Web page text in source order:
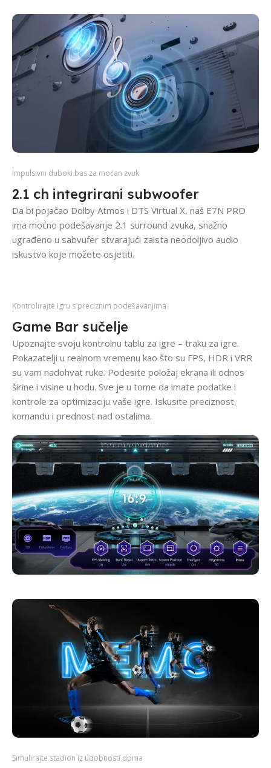
Impulsivni duboki bas za moćan zvuk
2.1 ch integrirani subwoofer
Da bi pojačao Dolby Atmos i DTS Virtual X, naš E7N PRO
ima moćno podešavanje 2.1 surround zvuka, snažno
ugrađeno u sabvufer stvarajući zaista neodoljivo audio
iskustvo koje možete osjetiti.
Kontrolirajte igru s preciznim podešavanjima
Game Bar sučelje
Upoznajte svoju kontrolnu tablu za igre – traku za igre.
Pokazatelji u realnom vremenu kao što su FPS, HDR i VRR
su vam nadohvat ruke. Podesite položaj ekrana ili odnos
širine i visine u hodu. Sve je u tome da imate podatke i
kontrole za optimizaciju vaše igre. Iskusite preciznost,
komandu i prednost nad ostalima.
Simulirajte stadion iz udobnosti doma